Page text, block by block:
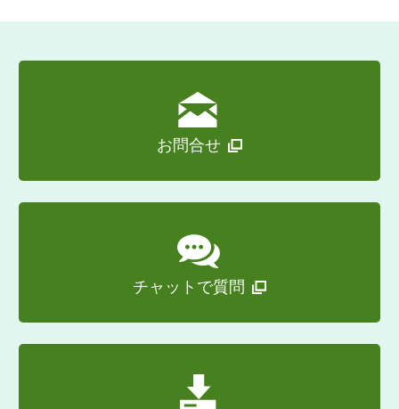
キーのご利用およびお取り扱いについて
は、本契約の規定に従うものとします。
(d)不可抗力・盗難等を含むいかなる事由に
よってもお客様がドングルまたはライセン
お客様は、本ソフトウェア、ドングル、ド
ングルドライバー、ライセンスキーを含む
称して「本ソフトウェア等」といいます）
の全部または一部を改変することはできま
お客様は、本ソフトウェア等について逆ア
センブル、逆コンパイル等のリバースエン
お問合せ
チャットで質問